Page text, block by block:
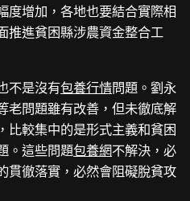
度增加，各地也要結合實際相
推進貧困縣涉農資金整合工
不是沒有包養行情問題。劉永
老問題雖有改善，但未徹底解
比較集中的是形式主義和貧困
。這些問題包養網不解決，必
貫徹落實，必然會阻礙脫貧攻